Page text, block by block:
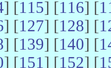
] [115] [116] [
] [127] [128] [
] [139] [140] [
] [151] [152] [